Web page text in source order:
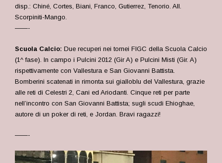
disp.: Chiné, Cortes, Biani, Franco, Gutierrez, Tenorio. All.
Scorpiniti-Mango.
——-
Scuola Calcio: Due recuperi nei tornei FIGC della Scuola Calcio
(1^ fase). In campo i Pulcini 2012 (Gir A) e Pulcini Misti (Gir. A)
rispettivamente con Vallestura e San Giovanni Battista.
Bomberini scatenati in rimonta sui gialloblu del Vallestura, grazie
alle reti di Celestri 2, Cani ed Ariodanti. Cinque reti per parte
nell’incontro con San Giovanni Battista; sugli scudi Ehioghae,
autore di un poker di reti, e Jordan. Bravi ragazzi!
——-